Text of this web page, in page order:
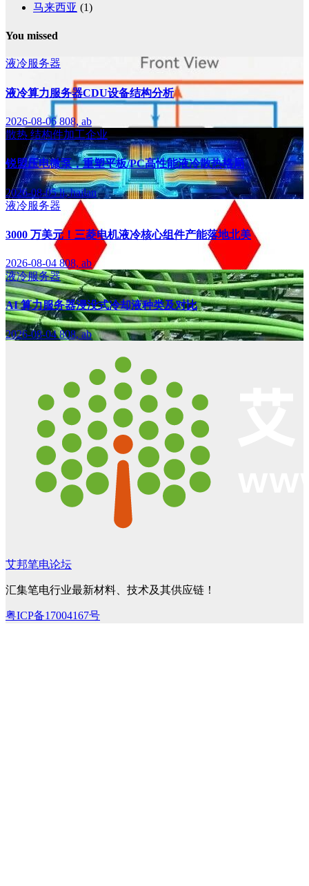
马来西亚 (1)
You missed
液冷服务器
液冷算力服务器CDU设备结构分析
2026-08-06808, ab
散热 结构件加工企业
锐盟压电微泵，重塑平板/PC高性能液冷散热格局
2026-08-05li, hailan
液冷服务器
3000 万美元！三菱电机液冷核心组件产能落地北美
2026-08-04 808, ab
液冷服务器
AI 算力服务器浸没式冷却液种类及对比
2026-08-04808, ab
艾邦笔电论坛
汇集笔电行业最新材料、技术及其供应链！
粤ICP备17004167号